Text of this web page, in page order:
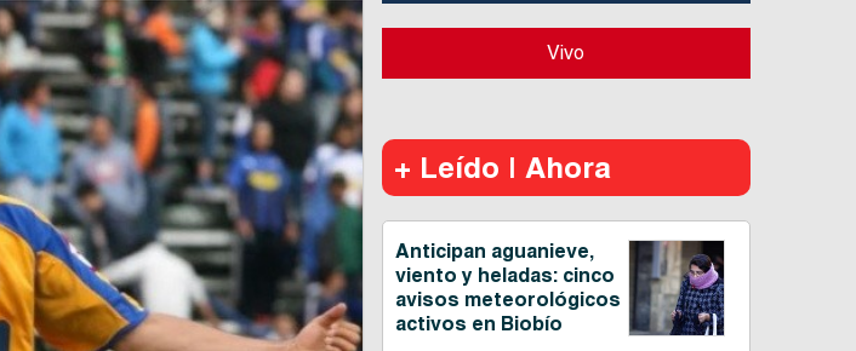
Vivo
+ Leído | Ahora
Anticipan aguanieve,
viento y heladas: cinco
avisos meteorológicos
activos en Biobío